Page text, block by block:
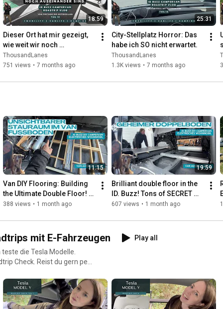
amzn.to/3rXG1bV
amzn.to/3XUKXub Wäsche
kajkey*
3QrlyGP Toilette:
amzn.to/3qb45Yt
3OlEwMf Video-
Cullmann*
Ansteck Mikro: Rode
für dich. Kaufst du
Du unterstützt mich
bieten. Tausend Dank
18:59
Dieser Ort hat mir gezeigt,
wie weit wir noch
auseinander sind. Zwei
Welten am Ladestopp.
ThousandLanes
751 views • 7 months ago
25:31
City-Stellplatz Horror: Das
habe ich SO nicht erwartet.
ThousandLanes
1.3K views • 7 months ago
11:15
Van DIY Flooring: Building
the Ultimate Double Floor!
Van Build Part 4
388 views • 1 month ago
19:59
Brilliant double floor in the
ID. Buzz! Tons of SECRET
COMPARTMENTS in the
607 views • 1 month ago
mit E-Fahrzeugen
Play all
du gern per
(Dieser